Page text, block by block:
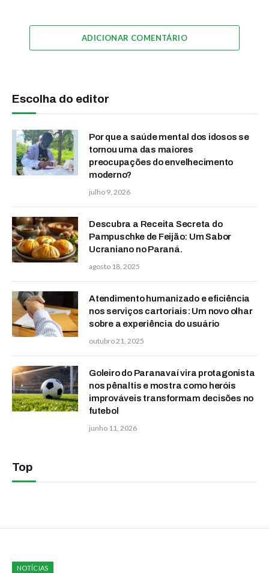
ADICIONAR COMENTÁRIO
Escolha do editor
Por que a saúde mental dos idosos se
tornou uma das maiores
preocupações do envelhecimento
moderno?
julho 9, 2026
Descubra a Receita Secreta do
Pampuschke de Feijão: Um Sabor
Ucraniano no Paraná.
agosto 18, 2025
Atendimento humanizado e eficiência
nos serviços cartoriais: Um novo olhar
sobre a experiência do usuário
outubro 21, 2025
Goleiro do Paranavaí vira protagonista
nos pênaltis e mostra como heróis
improváveis transformam decisões no
futebol
junho 11, 2026
Top
NOTÍCIAS